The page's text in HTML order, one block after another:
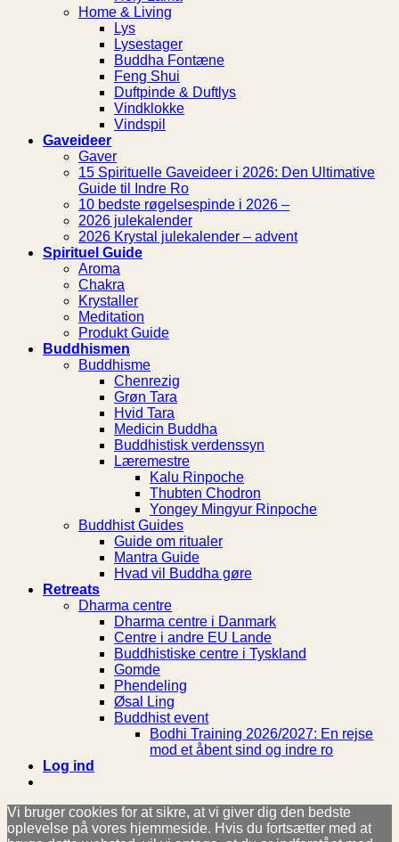
Home & Living
Lys
Lysestager
Buddha Fontæne
Feng Shui
Duftpinde & Duftlys
Vindklokke
Vindspil
Gaveideer
Gaver
15 Spirituelle Gaveideer i 2026: Den Ultimative
Guide til Indre Ro
10 bedste røgelsespinde i 2026 –
2026 julekalender
2026 Krystal julekalender – advent
Spirituel Guide
Aroma
Chakra
Krystaller
Meditation
Produkt Guide
Buddhismen
Buddhisme
Chenrezig
Grøn Tara
Hvid Tara
Medicin Buddha
Buddhistisk verdenssyn
Læremestre
Kalu Rinpoche
Thubten Chodron
Yongey Mingyur Rinpoche
Buddhist Guides
Guide om ritualer
Mantra Guide
Hvad vil Buddha gøre
Retreats
Dharma centre
Dharma centre i Danmark
Centre i andre EU Lande
Buddhistiske centre i Tyskland
Gomde
Phendeling
Øsal Ling
Buddhist event
Bodhi Training 2026/2027: En rejse
mod et åbent sind og indre ro
Log ind
Vi bruger cookies for at sikre, at vi giver dig den bedste
oplevelse på vores hjemmeside. Hvis du fortsætter med at